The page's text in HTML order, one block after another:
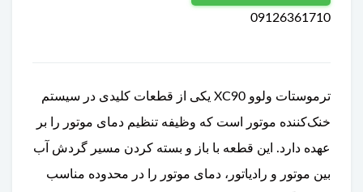
09126361710
ترموستات ولوو XC90 یکی از قطعات کلیدی در سیستم
خنک‌کننده موتور است که وظیفه تنظیم دمای موتور را بر
عهده دارد. این قطعه با باز و بسته کردن مسیر گردش آب
بین موتور و رادیاتور، دمای موتور را در محدوده مناسب